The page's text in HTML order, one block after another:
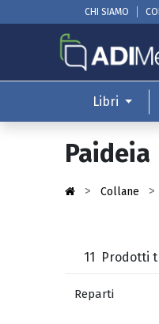
CHI SIAMO
Libri
Paideia
Collane
11 Prodotti
Reparti